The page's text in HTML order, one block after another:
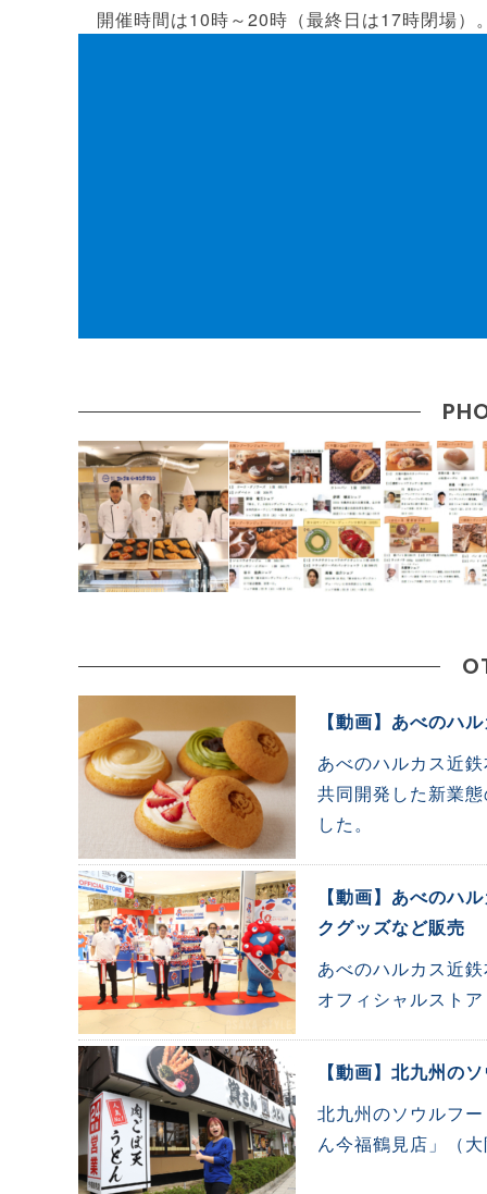
開催時間は10時～20時（最終日は17時閉場）
【動画】あべのハ
あべのハルカス近
共同開発した新業
した。
【動画】あべのハ
クグッズなど販売
あべのハルカス近
オフィシャルスト
【動画】北九州の
北九州のソウルフ
ん今福鶴見店」（